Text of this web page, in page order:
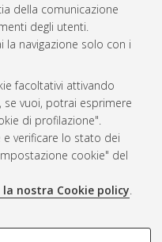
della comunicazione
degli utenti.
la navigazione solo con i
facoltativi attivando
se vuoi, potrai esprimere
di profilazione".
verificare lo stato dei
cookie" del
nostra Cookie policy.
ilSat Aug 8 09:28:44 2026
CEST